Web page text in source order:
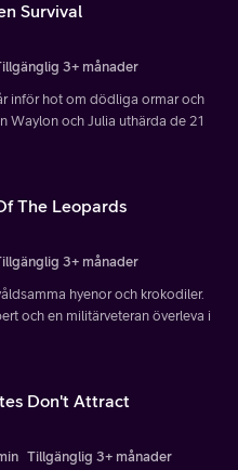
Survival
3+ månader
inför hot om dödliga ormar och
Waylon och Julia uthärda de 21
The Leopards
3+ månader
hyenor och krokodiler.
och en militärveteran överleva i
Don't Attract
Tillgänglig 3+ månader